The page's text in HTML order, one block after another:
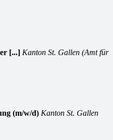
[...] Kanton St. Gallen (Amt für
(m/w/d) Kanton St. Gallen